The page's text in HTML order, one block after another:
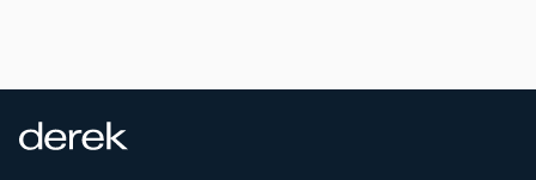
lavar y secar con colores similares